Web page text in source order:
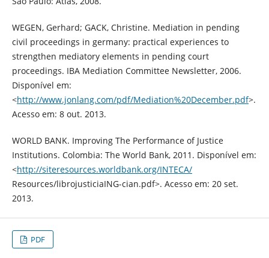
WEGEN, Gerhard; GACK, Christine. Mediation in pending
civil proceedings in germany: practical experiences to
strengthen mediatory elements in pending court
proceedings. IBA Mediation Committee Newsletter, 2006.
Disponível em:
<http://www.jonlang.com/pdf/Mediation%20December.pdf>.
Acesso em: 8 out. 2013.
WORLD BANK. Improving The Performance of Justice
Institutions. Colombia: The World Bank, 2011. Disponível em:
<http://siteresources.worldbank.org/INTECA/
Resources/librojusticiaING-cian.pdf>. Acesso em: 20 set.
2013.
PDF